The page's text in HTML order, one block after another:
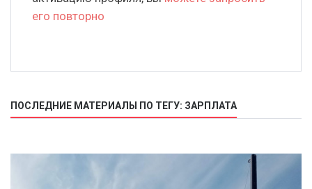
его повторно
ПОСЛЕДНИЕ МАТЕРИАЛЫ ПО ТЕГУ: ЗАРПЛАТА